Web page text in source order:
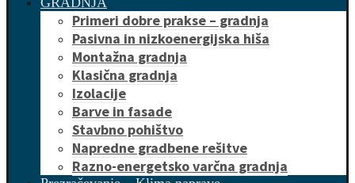
Primeri dobre prakse – gradnja
Pasivna in nizkoenergijska hiša
Montažna gradnja
Klasična gradnja
Izolacije
Barve in fasade
Stavbno pohištvo
Napredne gradbene rešitve
Razno-energetsko varčna gradnja